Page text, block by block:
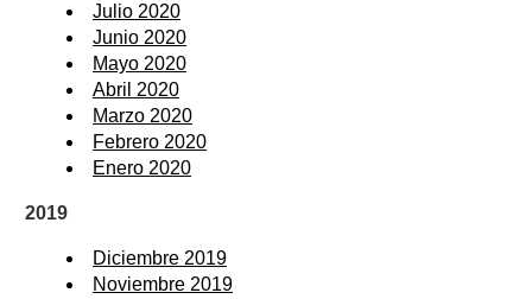
Julio 2020
Junio 2020
Mayo 2020
Abril 2020
Marzo 2020
Febrero 2020
Enero 2020
2019
Diciembre 2019
Noviembre 2019